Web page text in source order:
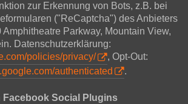
zur Erkennung von Bots, z.B. bei
("ReCaptcha") des Anbieters
Parkway, Mountain View,
Datenschutzerklärung:
policies/privacy/
, Opt-Out:
authenticated
.
Facebook Social Plugins